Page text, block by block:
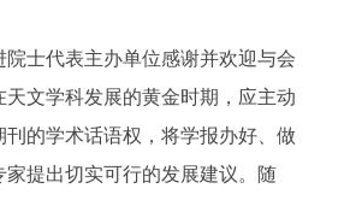
院士代表主办单位感谢并欢迎与会
天文学科发展的黄金时期，应主动
刊的学术话语权，将学报办好、做
家提出切实可行的发展建议。随